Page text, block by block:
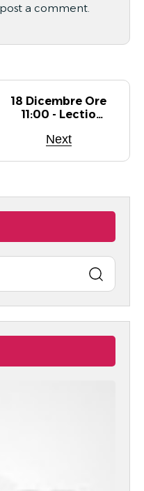
a comment.
Next
18 Dicembre Ore
11:00 - Lectio
M. David